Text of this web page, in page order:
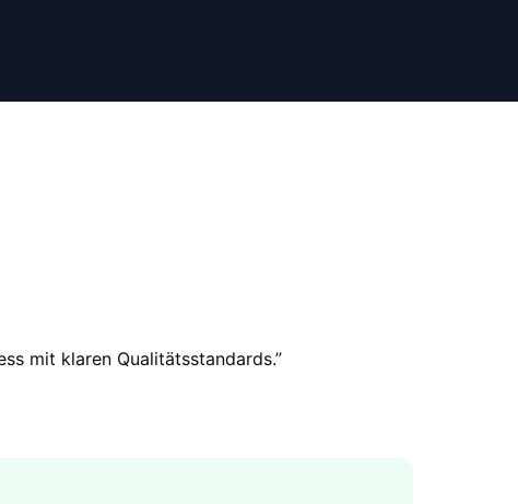
mit klaren Qualitätsstandards.”